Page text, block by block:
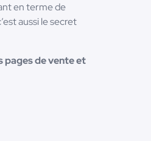
en terme de
aussi le secret
pages de vente et